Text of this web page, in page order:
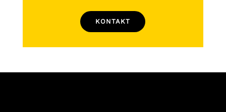
KONTAKT